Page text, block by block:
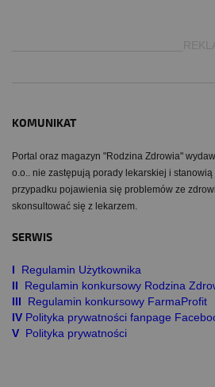
KOMUNIKAT
Portal oraz magazyn "Rodzina Zdrowia"
o.o.. nie zastępują porady lekarskiej i stanowią
przypadku pojawienia się problemów ze
skonsultować się z lekarzem.
SERWIS
I Regulamin Użytkownika
II
Regulamin konkursowy Rodzina
III
Regulamin konkursowy FarmaProfit
IV Polityka prywatności fanpage
V Polityka prywatności